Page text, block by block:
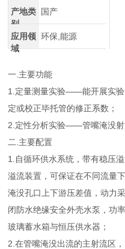
产地类
别
国产
应用领
域
环保,能源
一.主要功能
1.定量测量实验——能开展实验
定或校正毕托管的修正系数；
2.定性分析实验——管嘴淹没射
二.主要配置
1.自循环供水系统，带有稳压
溢流装置，可保证在不同流量
淹没孔口上下游压差值，动力
闭防水绝缘安全外壳水泵，功
玻璃蓄水箱与恒压供水器；
2.在管嘴淹没出流的主射流区